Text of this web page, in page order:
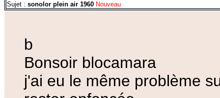
Sujet : sonolor plein air 1960 Nouveau
b
Bonsoir blocamara
j'ai eu le même problème